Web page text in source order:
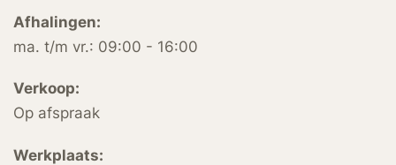
Afhalingen:
ma. t/m vr.: 09:00 - 16:00
Verkoop:
Op afspraak
Werkplaats: